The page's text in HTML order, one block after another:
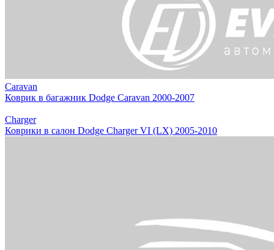
Caravan
Коврик в багажник Dodge Caravan 2000-2007
Charger
Коврики в салон Dodge Charger VI (LX) 2005-2010